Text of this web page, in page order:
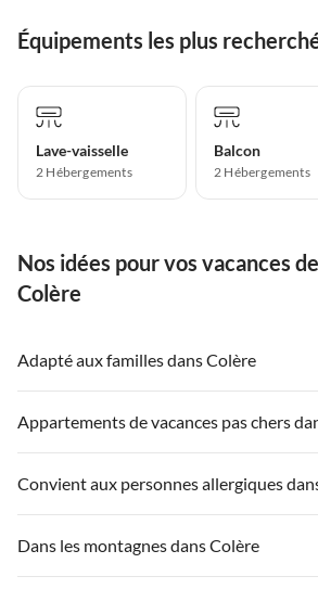
Équipements les plus
Lave-vaisselle
2 Hébergements
Balcon
2 Hébergements
Nos idées pour vos vacances
Colère
Adapté aux familles dans Colère
Appartements de vacances pas chers
Convient aux personnes allergiques
Dans les montagnes dans Colère